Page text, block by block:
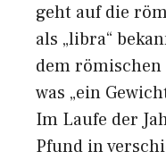
geht auf die
als „libra“
dem römischen
was „ein
Im Laufe der
Pfund in